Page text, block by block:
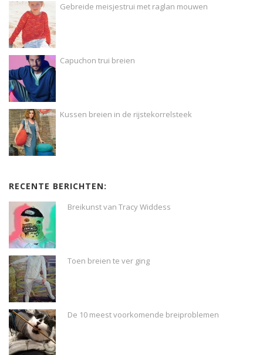
Gebreide meisjestrui met raglan mouwen
Capuchon trui breien
Kussen breien in de rijstekorrelsteek
RECENTE BERICHTEN:
Breikunst van Tracy Widdess
Toen breien te ver ging
De 10 meest voorkomende breiproblemen